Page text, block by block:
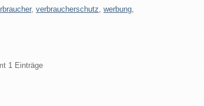
, verbraucherschutz werbung
1 Einträge